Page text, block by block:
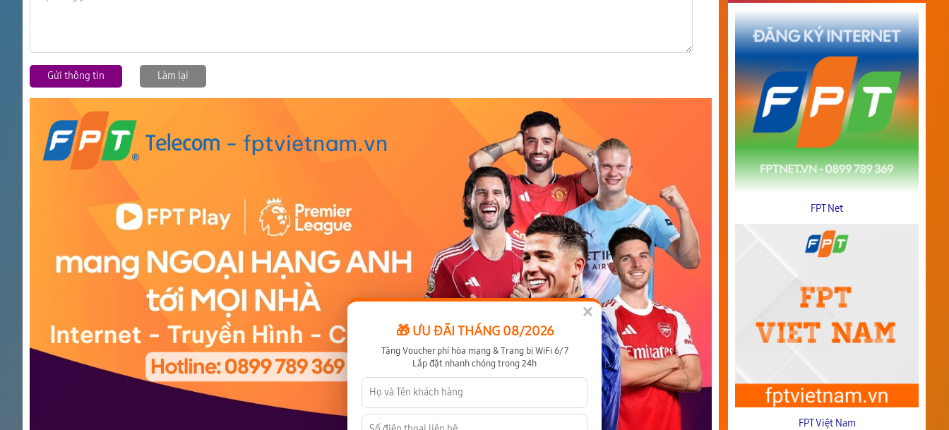
Gửi thông tin Làm lại
FPT Net
FPT Việt Nam
×
🎁 ƯU ĐÃI THÁNG 08/2026
Tặng Voucher phí hòa mạng & Trang bị WiFi 6/7
Lắp đặt nhanh chóng trong 24h